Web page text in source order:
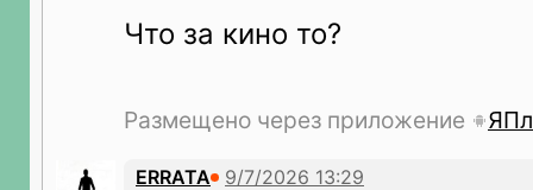
Что за кино то?
Размещено через приложение
ERRATA